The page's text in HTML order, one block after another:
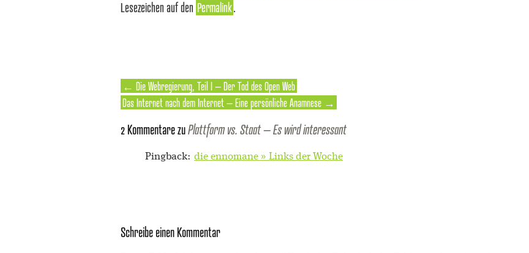
Lesezeichen auf den Permalink.
← Die Webregierung, Teil I – Der Tod des Open Web
Das Internet nach dem Internet – Eine persönliche Anamnese →
2 Kommentare zuPlattform vs. Staat – Es wird interessant
Pingback: die ennomane » Links der Woche
Schreibe einen Kommentar